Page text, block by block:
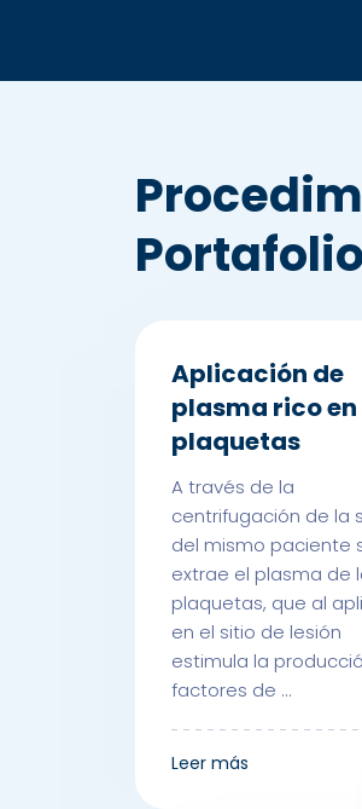
Aplicación de
plasma rico en
plaquetas
A través de la
centrifugación de la
del mismo paciente
extrae el plasma de
plaquetas, que al
en el sitio de lesión
estimula la
factores de ...
Leer más